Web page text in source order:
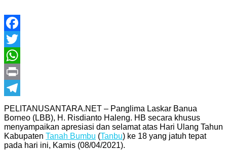
Facebook
Twitter
WhatsApp
Print
Telegram
PELITANUSANTARA.NET – Panglima Laskar Banua
Borneo (LBB), H. Risdianto Haleng. HB secara khusus
menyampaikan apresiasi dan selamat atas Hari Ulang Tahun
Kabupaten Tanah Bumbu (Tanbu) ke 18 yang jatuh tepat
pada hari ini, Kamis (08/04/2021).